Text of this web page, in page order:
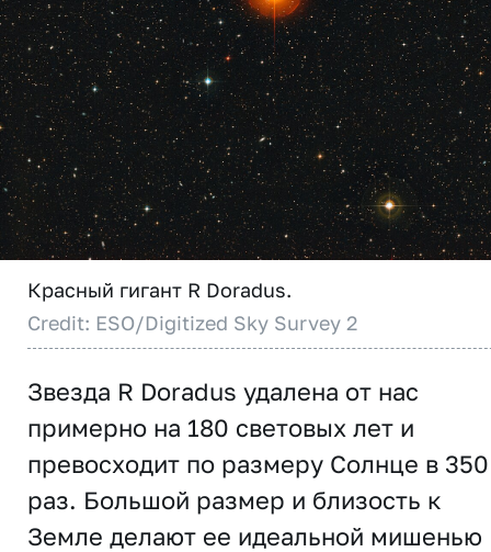
Красный гигант R Doradus.
Credit: ESO/Digitized Sky Survey 2
Звезда R Doradus удалена от нас
примерно на 180 световых лет и
превосходит по размеру Солнце в 350
раз. Большой размер и близость к
Земле делают ее идеальной мишенью